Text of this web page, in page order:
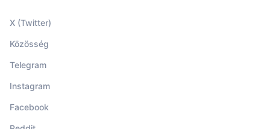
X (Twitter)
Közösség
Telegram
Instagram
Facebook